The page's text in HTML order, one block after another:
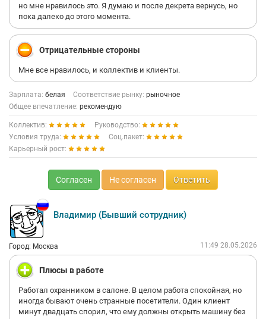
но мне нравилось это. Я думаю и после декрета вернусь, но
пока далеко до этого момента.
Отрицательные стороны
Мне все нравилось, и коллектив и клиенты.
Зарплата: белая Соответствие рынку: рыночное
Общее впечатление: рекомендую
Коллектив:
Руководство:
Условия труда:
Соц.пакет:
Карьерный рост:
Согласен Не согласен Ответить
Владимир (Бывший сотрудник)
Город: Москва 11:49 28.05.2026
Плюсы в работе
Работал охранником в салоне. В целом работа спокойная, но
иногда бывают очень странные посетители. Один клиент
минут двадцать спорил, что ему должны открыть машину без